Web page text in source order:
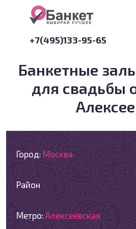
+7(495)133-95-65
Банкетные
для свадьбы
Город: Москва
Район
Метро:Алексеевская